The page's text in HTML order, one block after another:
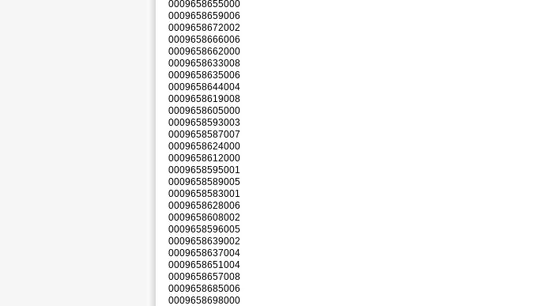
0009658655000
0009658659006
0009658672002
0009658666006
0009658662000
0009658633008
0009658635006
0009658644004
0009658619008
0009658605000
0009658593003
0009658587007
0009658624000
0009658612000
0009658595001
0009658589005
0009658583001
0009658628006
0009658608002
0009658596005
0009658639002
0009658637004
0009658651004
0009658657008
0009658685006
0009658698000